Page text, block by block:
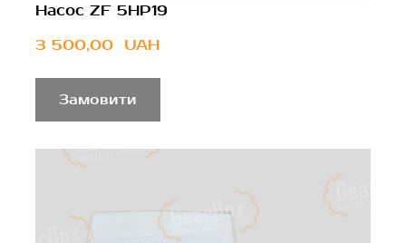
Насос ZF 5HP19
3 500,00  UAH
Замовити